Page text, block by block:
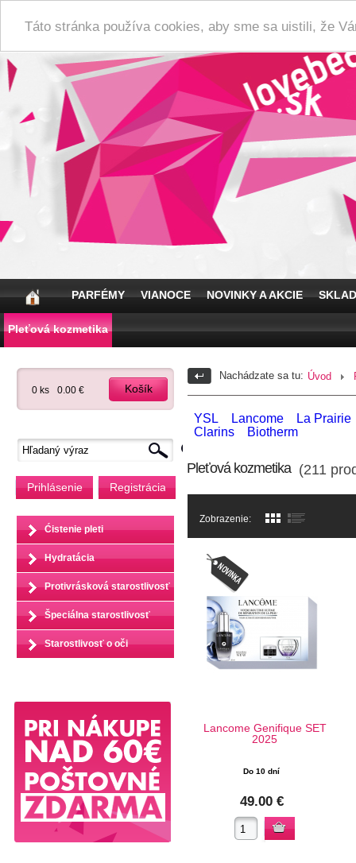
Táto stránka používa cookies, aby sme sa uistili, že
PARFÉMY VIANOCE NOVINKY A AKCIE
Pleťová kozmetika
0 ks 0.00 € Košík
Prihlásenie Registrácia
Ćistenie pleti
Hydratácia
Protivrásková starostlivosť
Špeciálna starostlivosť
Starostlivosť o oči
Nachádzate sa tu: Úvod
YSL Lancome
La Prairie
Clarins
Biotherm
Pleťová kozmetika(211
Zobrazenie:
Lancome Genifique SET
2025
Do 10 dní
49.00 €